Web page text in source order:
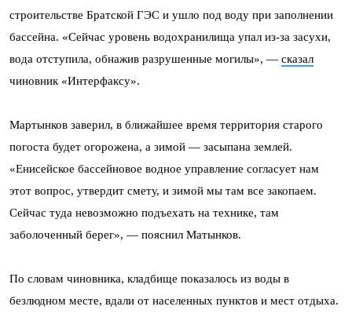
строительстве Братской ГЭС и ушло под воду при заполнении
бассейна. «Сейчас уровень водохранилища упал из-за засухи,
вода отступила, обнажив разрушенные могилы», — сказал
чиновник «Интерфаксу».
Мартынков заверил, в ближайшее время территория старого
погоста будет огорожена, а зимой — засыпана землей.
«Енисейское бассейновое водное управление согласует нам
этот вопрос, утвердит смету, и зимой мы там все закопаем.
Сейчас туда невозможно подъехать на технике, там
заболоченный берег», — пояснил Матынков.
По словам чиновника, кладбище показалось из воды в
безлюдном месте, вдали от населенных пунктов и мест отдыха.